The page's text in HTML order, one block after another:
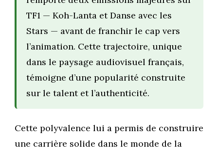
TF1 — Koh-Lanta et Danse avec les
Stars — avant de franchir le cap vers
l’animation. Cette trajectoire, unique
dans le paysage audiovisuel français,
témoigne d’une popularité construite
sur le talent et l’authenticité.
Cette polyvalence lui a permis de construire
une carrière solide dans le monde de la